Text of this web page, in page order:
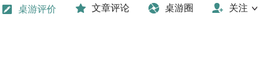
桌游评价 文章评论 桌游圈 关注